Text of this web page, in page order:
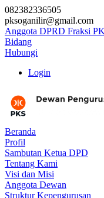
082382336505
pksoganilir@gmail.com
Anggota DPRD Fraksi
Bidang
Hubungi
Login
Beranda
Profil
Sambutan Ketua DPD
Tentang Kami
Visi dan Misi
Anggota Dewan
Struktur Kepengurusan